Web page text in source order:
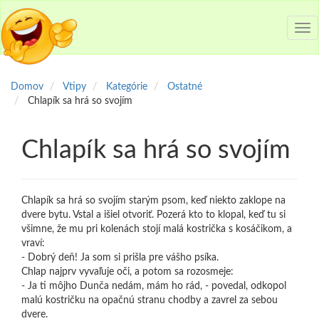
Domov Vtipy Kategórie
Ostatné
Chlapík sa hrá so svojím
Chlapík sa hrá so svojím
Chlapík sa hrá so svojím starým psom, keď niekto zaklope na
dvere bytu. Vstal a išiel otvoriť. Pozerá kto to klopal, keď tu si
všimne, že mu pri kolenách stojí malá kostrička s kosáčikom, a
vraví:
- Dobrý deň! Ja som si prišla pre vášho psíka.
Chlap najprv vyvaľuje oči, a potom sa rozosmeje:
- Ja ti môjho Dunča nedám, mám ho rád, - povedal, odkopol
malú kostričku na opačnú stranu chodby a zavrel za sebou
dvere.